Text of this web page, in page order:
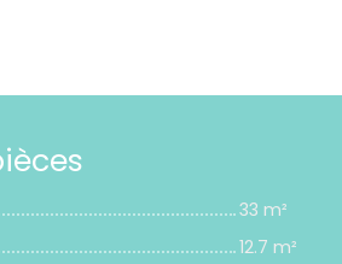
33 m²
12.7 m²